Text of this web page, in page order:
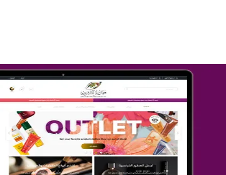
تصميم متجر جمال المرأة الشرقية
التفاصيل